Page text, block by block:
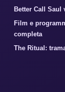
Better Call Saul
Film e
completa
The Ritual: